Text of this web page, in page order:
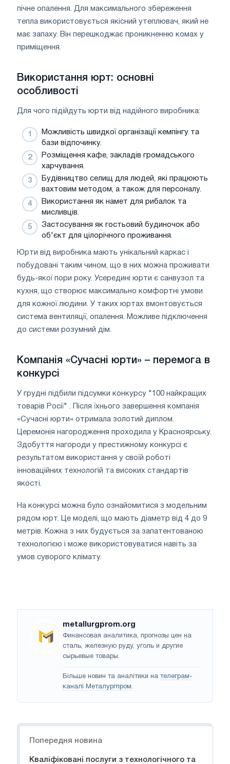
пічне опалення. Для максимального збереження
тепла використовується якісний утеплювач, який не
має запаху. Він перешкоджає проникненню комах у
приміщення.
Використання юрт: основні
особливості
Для чого підійдуть юрти від надійного виробника:
Можливість швидкої організації кемпінгу та
бази відпочинку.
Розміщення кафе, закладів громадського
харчування.
Будівництво селищ для людей, які працюють
вахтовим методом, а також для персоналу.
Використання як намет для рибалок та
мисливців.
Застосування як гостьовий будиночок або
об'єкт для цілорічного проживання.
Юрти від виробника мають унікальний каркас і
побудовані таким чином, що в них можна проживати
будь-якої пори року. Усередині юрти є санвузол та
кухня, що створює максимально комфортні умови
для кожної людини. У таких юртах вмонтовується
система вентиляції, опалення. Можливе підключення
до системи розумний дім.
Компанія «Сучасні юрти» – перемога в
конкурсі
У грудні підбили підсумки конкурсу "100 найкращих
товарів Росії" . Після їхнього завершення компанія
«Сучасні юрти» отримала золотий диплом.
Церемонія нагородження проходила у Красноярську.
Здобуття нагороди у престижному конкурсі є
результатом використання у своїй роботі
інноваційних технологій та високих стандартів
якості.
На конкурсі можна було ознайомитися з модельним
рядом юрт. Це моделі, що мають діаметр від 4 до 9
метрів. Кожна з них будується за запатентованою
технологією і може використовуватися навіть за
умов суворого клімату.
metallurgprom.org
Финансовая аналитика, прогнозы цен на
сталь, железную руду, уголь и другие
сырьевые товары.
Більше новин та аналітики на телеграм-
каналі Металургпром.
Попередня новина
Кваліфіковані послуги з технологічного та